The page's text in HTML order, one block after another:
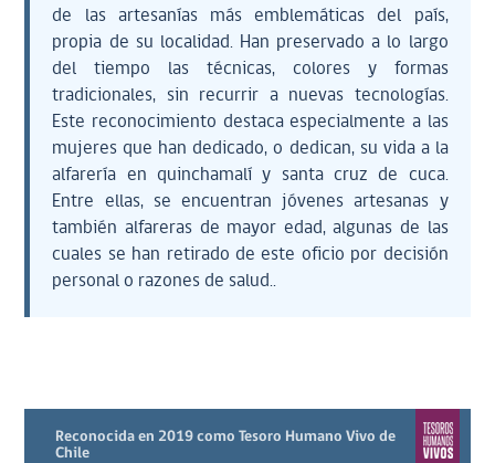
de las artesanías más emblemáticas del país,
propia de su localidad. Han preservado a lo largo
del tiempo las técnicas, colores y formas
tradicionales, sin recurrir a nuevas tecnologías.
Este reconocimiento destaca especialmente a las
mujeres que han dedicado, o dedican, su vida a la
alfarería en quinchamalí y santa cruz de cuca.
Entre ellas, se encuentran jóvenes artesanas y
también alfareras de mayor edad, algunas de las
cuales se han retirado de este oficio por decisión
personal o razones de salud..
Reconocida en 2019 como Tesoro Humano Vivo de
Chile